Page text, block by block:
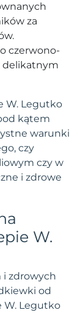
za
o czerwono-
delikatnym
W. Legutko
kątem
warunki
czy
czy w
i zdrowe
W.
i zdrowych
od
W. Legutko